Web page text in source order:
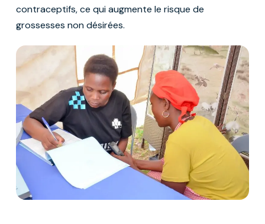
contraceptifs, ce qui augmente le risque de
grossesses non désirées.